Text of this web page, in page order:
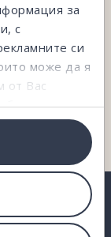
за
с
си
може да я
от Вас
от
им.
ТЪРСИШ?